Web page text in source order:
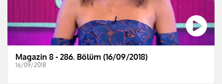
Magazin 8 - 286. Bölüm (16/09/2018)
16/09/2018